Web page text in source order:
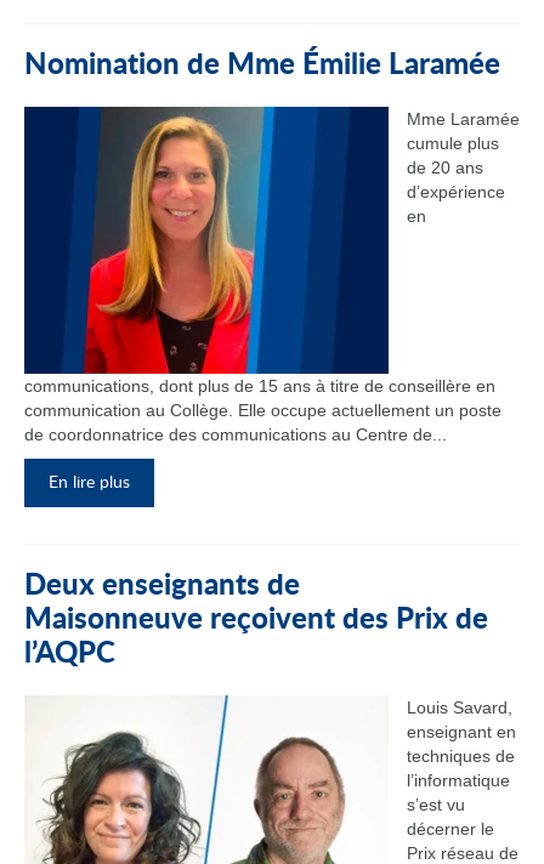
Nomination de Mme Émilie Laramée
Mme Laramée
cumule plus
de 20 ans
d’expérience
en
communications, dont plus de 15 ans à titre de conseillère en
communication au Collège. Elle occupe actuellement un poste
de coordonnatrice des communications au Centre de...
En lire plus
Deux enseignants de
Maisonneuve reçoivent des Prix de
l’AQPC
Louis Savard,
enseignant en
techniques de
l’informatique
s’est vu
décerner le
Prix réseau de